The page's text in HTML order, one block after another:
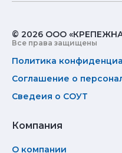
© 2026 ООО
Все права защищены
Политика
Соглашение о
Сведеия о СОУТ
Компания
О компании